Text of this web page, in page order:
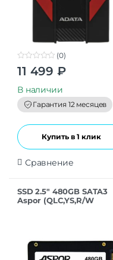
0
t
o
f
5
(0)
11 499 ₽
В наличии
Гарантия 12 месяцев
Купить в 1 клик
Сравнение
SSD 2.5″ 480GB SATA3
Aspor (QLC,YS,R/W